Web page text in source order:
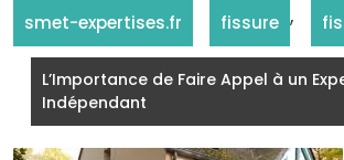
smet-expertises.fr fissure ,
L’Importance de Faire Appel à un
Indépendant